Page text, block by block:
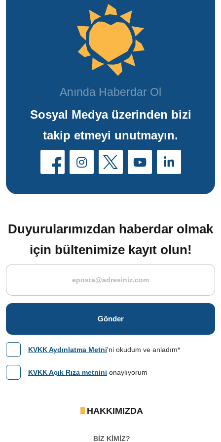
Anında Haberdar Ol
Sosyal Medya üzerinden bizi
takip etmeyi unutmayın.
Duyurularımızdan haberdar olmak
için bültenimize kayıt olun!
Gönder
KVKK Aydınlatma Metni'ni okudum ve anladım*
KVKK Açık Rıza metnini onaylıyorum
HAKKIMIZDA
BİZ KİMİZ?